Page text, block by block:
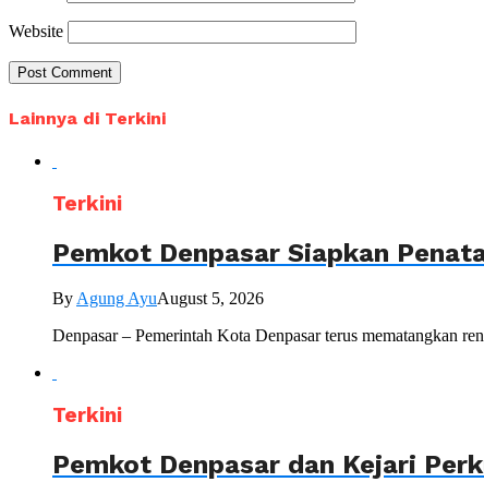
Website
Lainnya di Terkini
Terkini
Pemkot Denpasar Siapkan
ByAgung AyuAugust 5, 2026
Denpasar – Pemerintah Kota Denpasar terus mematangkan
Terkini
Pemkot Denpasar dan Kejari